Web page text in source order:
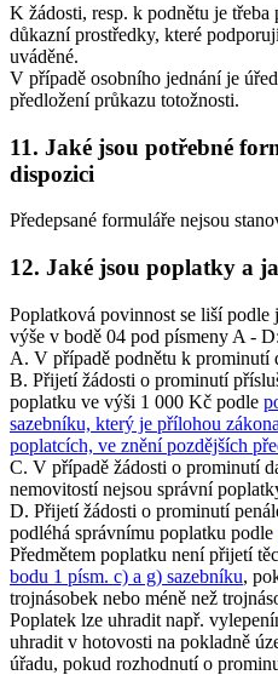
K žádosti, resp. k podnětu je
důkazní prostředky, které
uváděné.
V případě osobního jednání je
předložení průkazu totožnosti.
11. Jaké jsou potřebné
dispozici
Předepsané formuláře nejsou
12. Jaké jsou poplatky a
Poplatková povinnost se liší
výše v bodě 04 pod písmeny A - D:
A. V případě podnětu k prominutí
B. Přijetí žádosti o prominutí
poplatku ve výši 1 000 Kč podle
sazebníku, který je přílohou
poplatcích, ve znění pozdějších
C. V případě žádosti o prominutí
nemovitostí nejsou správní
D. Přijetí žádosti o prominutí
podléhá správnímu poplatku podle
Předmětem poplatku není přijetí
bodu 1 písm. c) a g) sazebníku,
trojnásobek nebo méně než
Poplatek lze uhradit např.
uhradit v hotovosti na pokladně
úřadu, pokud rozhodnutí o